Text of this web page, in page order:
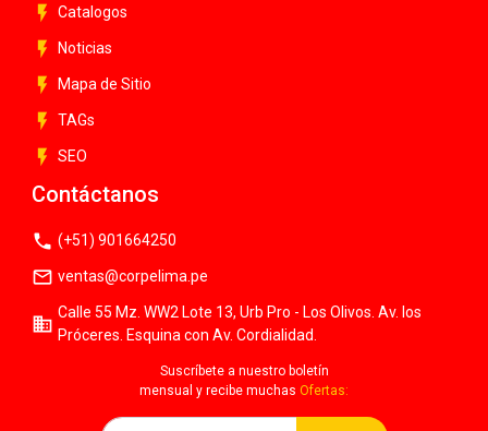
flash_on Catalogos
flash_on Noticias
flash_on Mapa de Sitio
flash_on TAGs
flash_on SEO
Contáctanos
phone (+51) 901664250
mail_outline ventas@corpelima.pe
business
Calle 55 Mz. WW2 Lote 13, Urb Pro - Los Olivos. Av. los
Próceres. Esquina con Av. Cordialidad.
Suscríbete a nuestro boletín
mensual y recibe muchas Ofertas: